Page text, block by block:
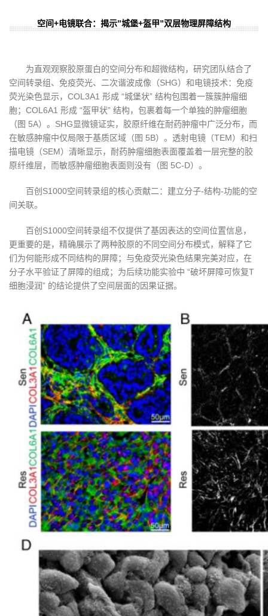
空间+电镜联合：揭示”城堡+盔甲”双层物理屏障结构
为直观观察胶原蛋白的空间分布和超微结构，研究团队结合了
空间转录组、免疫荧光、二次谐波成像（SHG）和电镜技术：免疫
荧光染色显示，COL3A1 形成 “城堡状” 结构包围着一簇簇肿瘤细
胞；COL6A1 形成 “盔甲状” 结构，包裹着每一个单独的肿瘤细胞
（图 5A）。SHG显微镜证实，胶原纤维在耐药肿瘤中广泛分布，而
在敏感肿瘤中仅局限于基质区域（图 5B）。透射电镜（TEM）和扫
描电镜（SEM）清晰显示，耐药肿瘤细胞表面覆盖着一层完整的胶
原纤维层，而敏感肿瘤细胞表面则没有（图 5C-D）。
百创S1000空间转录组的核心贡献二：建立分子-结构-功能的空
间关联。
百创S1000空间转录组不仅提供了基因表达的空间位置信息，
更重要的是，精确展示了两种胶原的不同空间分布模式，解释了它
们为何能形成不同结构的屏障；与免疫荧光染色结果完美对应，在
分子水平验证了屏障的组成；为后续功能实验中 “破坏屏障可恢复T
细胞浸润” 的结论提供了空间层面的因果证据。